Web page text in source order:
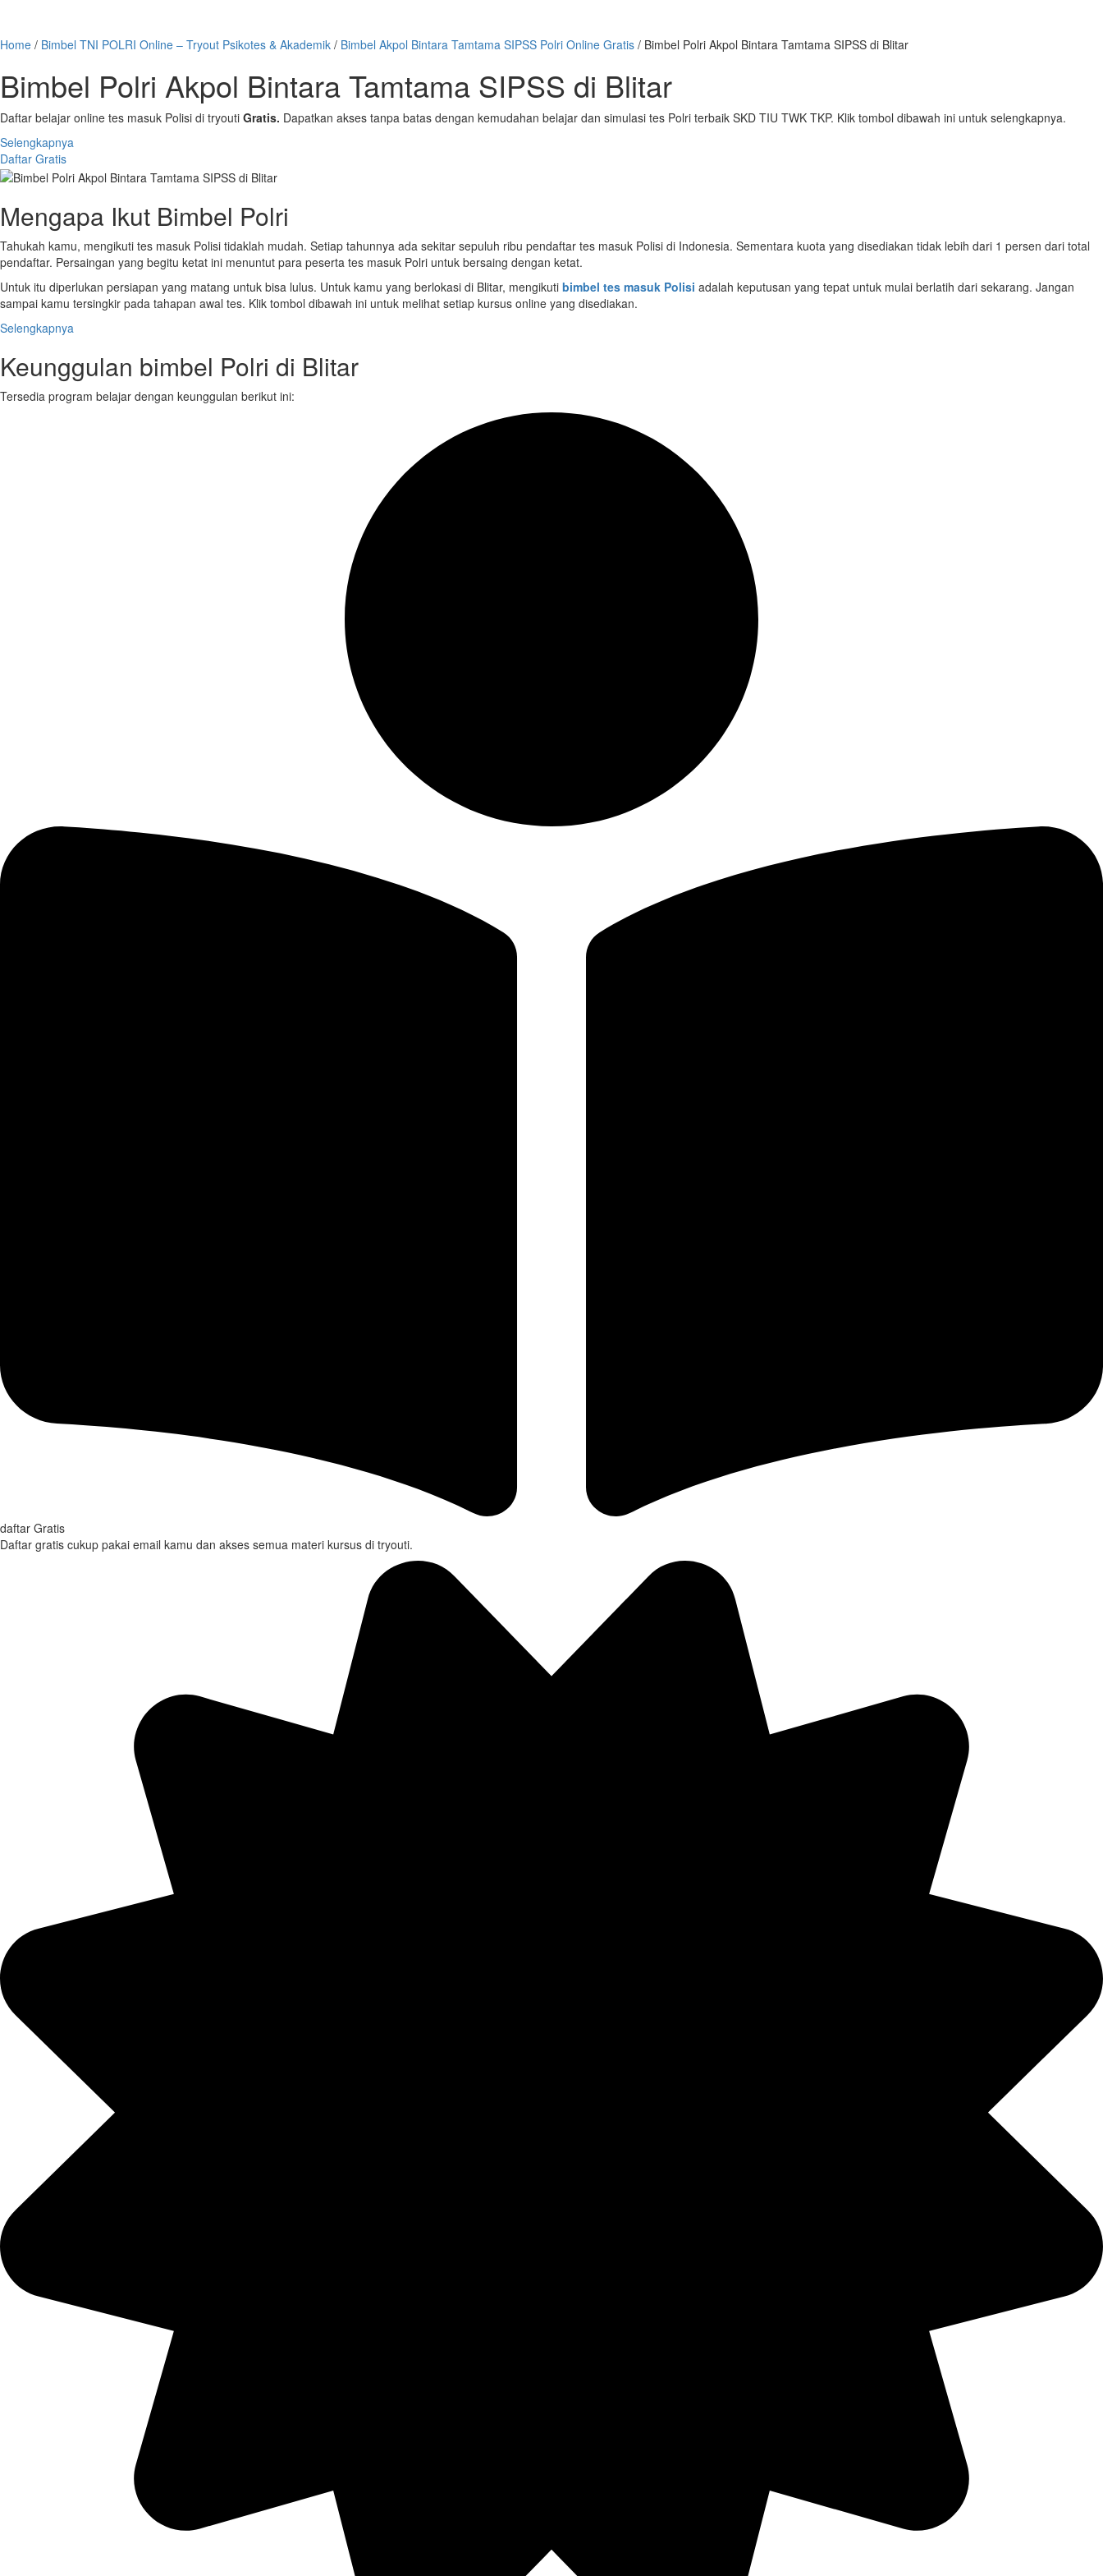
Home / Bimbel TNI POLRI Online – Tryout Psikotes & Akademik / Bimbel Akpol Bintara Tamtama SIPSS Polri Online Gratis / Bimbel Polri Akpol Bintara Tamtama SIPSS di Blitar
Bimbel Polri Akpol Bintara Tamtama SIPSS di Blitar
Daftar belajar online tes masuk Polisi di tryouti Gratis. Dapatkan akses tanpa batas dengan kemudahan belajar dan simulasi tes Polri terbaik SKD TIU TWK TKP. Klik tombol dibawah ini untuk selengkapnya.
Selengkapnya
Daftar Gratis
Mengapa Ikut Bimbel Polri
Tahukah kamu, mengikuti tes masuk Polisi tidaklah mudah. Setiap tahunnya ada sekitar sepuluh ribu pendaftar tes masuk Polisi di Indonesia. Sementara kuota yang disediakan tidak lebih dari 1 persen dari total
pendaftar. Persaingan yang begitu ketat ini menuntut para peserta tes masuk Polri untuk bersaing dengan ketat.
Untuk itu diperlukan persiapan yang matang untuk bisa lulus. Untuk kamu yang berlokasi di Blitar, mengikuti bimbel tes masuk Polisi adalah keputusan yang tepat untuk mulai berlatih dari sekarang. Jangan
sampai kamu tersingkir pada tahapan awal tes. Klik tombol dibawah ini untuk melihat setiap kursus online yang disediakan.
Selengkapnya
Keunggulan bimbel Polri di Blitar
Tersedia program belajar dengan keunggulan berikut ini:
daftar Gratis
Daftar gratis cukup pakai email kamu dan akses semua materi kursus di tryouti.